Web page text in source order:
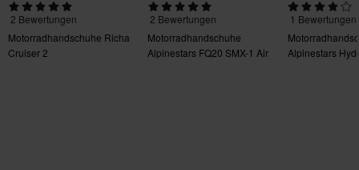
Zertifizierungsnorm
CE EN 13594
2 Bewertungen
Motorradhandschuhe Richa
Cruiser 2
2 Bewertungen
Motorradhandschuhe
Alpinestars FQ20 SMX-1 Air
1 Bewertungen
Alpinestars